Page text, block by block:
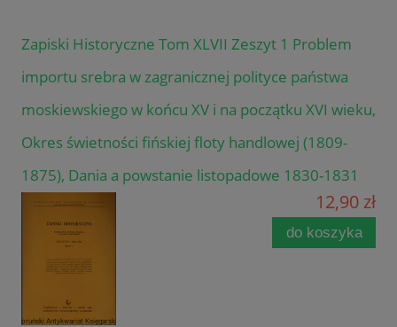
Zapiski Historyczne Tom XLVII Zeszyt 1 Problem
importu srebra w zagranicznej polityce państwa
moskiewskiego w końcu XV i na początku XVI wieku,
Okres świetności fińskiej floty handlowej (1809-
1875), Dania a powstanie listopadowe 1830-1831
12,90 zł
do koszyka